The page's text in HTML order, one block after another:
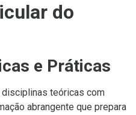
do
e Práticas
teóricas com
abrangente que prepara